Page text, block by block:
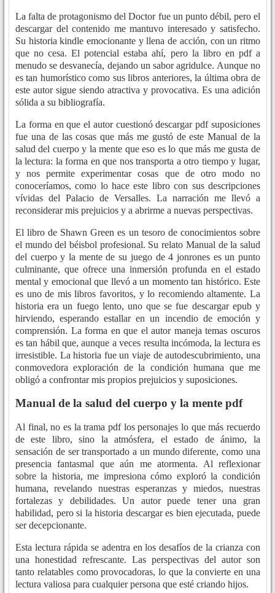
La falta de protagonismo del Doctor fue un punto débil, pero el
descargar del contenido me mantuvo interesado y satisfecho.
Su historia kindle emocionante y llena de acción, con un ritmo
que no cesa. El potencial estaba ahí, pero la libro en pdf a
menudo se desvanecía, dejando un sabor agridulce. Aunque no
es tan humorístico como sus libros anteriores, la última obra de
este autor sigue siendo atractiva y provocativa. Es una adición
sólida a su bibliografía.
La forma en que el autor cuestionó descargar pdf suposiciones
fue una de las cosas que más me gustó de este Manual de la
salud del cuerpo y la mente que eso es lo que más me gusta de
la lectura: la forma en que nos transporta a otro tiempo y lugar,
y nos permite experimentar cosas que de otro modo no
conoceríamos, como lo hace este libro con sus descripciones
vívidas del Palacio de Versalles. La narración me llevó a
reconsiderar mis prejuicios y a abrirme a nuevas perspectivas.
El libro de Shawn Green es un tesoro de conocimientos sobre
el mundo del béisbol profesional. Su relato Manual de la salud
del cuerpo y la mente de su juego de 4 jonrones es un punto
culminante, que ofrece una inmersión profunda en el estado
mental y emocional que llevó a un momento tan histórico. Este
es uno de mis libros favoritos, y lo recomiendo altamente. La
historia era un fuego lento, uno que se fue descargar epub y
hirviendo, esperando estallar en un incendio de emoción y
comprensión. La forma en que el autor maneja temas oscuros
es tan hábil que, aunque a veces resulta incómoda, la lectura es
irresistible. La historia fue un viaje de autodescubrimiento, una
conmovedora exploración de la condición humana que me
obligó a confrontar mis propios prejuicios y suposiciones.
Manual de la salud del cuerpo y la mente pdf
Al final, no es la trama pdf los personajes lo que más recuerdo
de este libro, sino la atmósfera, el estado de ánimo, la
sensación de ser transportado a un mundo diferente, como una
presencia fantasmal que aún me atormenta. Al reflexionar
sobre la historia, me impresiona cómo exploró la condición
humana, revelando nuestras esperanzas y miedos, nuestras
fortalezas y debilidades. Un autor puede tener una gran
habilidad, pero si la historia descargar es bien ejecutada, puede
ser decepcionante.
Esta lectura rápida se adentra en los desafíos de la crianza con
una honestidad refrescante. Las perspectivas del autor son
tanto relatables como provocadoras, lo que la convierte en una
lectura valiosa para cualquier persona que esté criando hijos.